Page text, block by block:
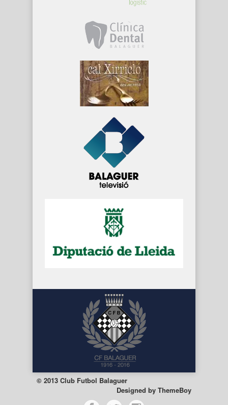
© 2013 Club Futbol Balaguer
Designed by ThemeBoy